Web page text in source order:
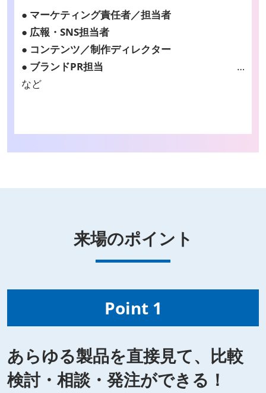
● マーケティング責任者／担当者
● 広報・SNS担当者
● コンテンツ／制作ディレクター
● ブランドPR担当
…
など
来場のポイント
Point 1
あらゆる製品を直接見て、比較
検討・相談・発注ができる！